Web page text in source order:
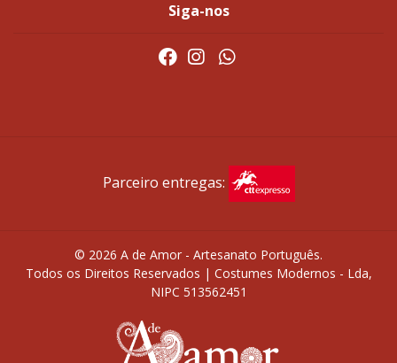
Siga-nos
Parceiro entregas:
© 2026 A de Amor - Artesanato Português.
Todos os Direitos Reservados | Costumes Modernos - Lda,
NIPC 513562451